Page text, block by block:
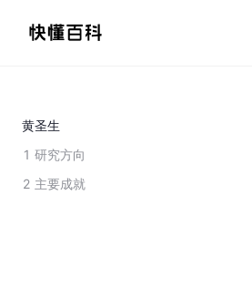
黄圣生
1 研究方向
2 主要成就